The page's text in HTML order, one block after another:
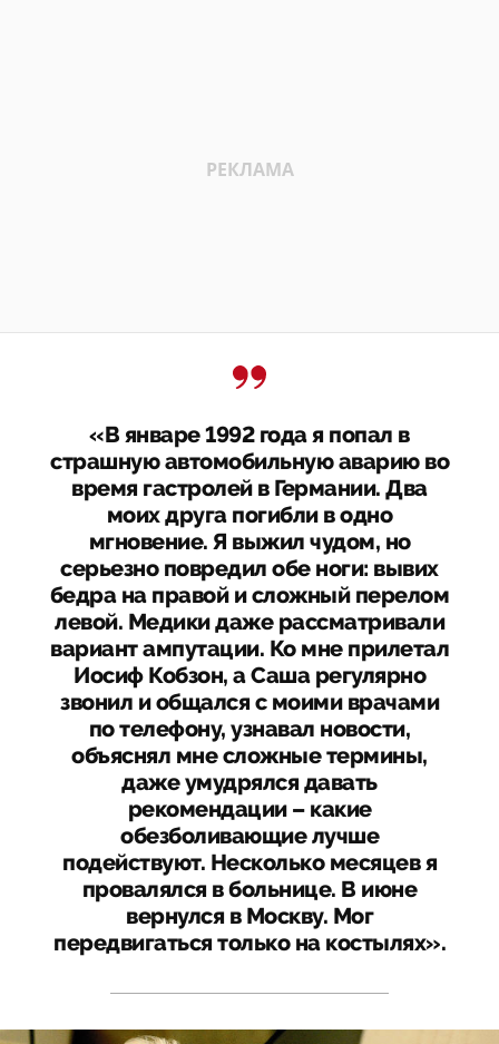
«В январе 1992 года я попал в
страшную автомобильную аварию во
время гастролей в Германии. Два
моих друга погибли в одно
мгновение. Я выжил чудом, но
серьезно повредил обе ноги: вывих
бедра на правой и сложный перелом
левой. Медики даже рассматривали
вариант ампутации. Ко мне прилетал
Иосиф Кобзон, а Саша регулярно
звонил и общался с моими врачами
по телефону, узнавал новости,
объяснял мне сложные термины,
даже умудрялся давать
рекомендации – какие
обезболивающие лучше
подействуют. Несколько месяцев я
провалялся в больнице. В июне
вернулся в Москву. Мог
передвигаться только на костылях».